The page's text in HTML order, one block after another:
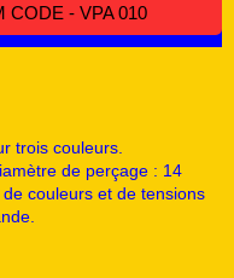
CODE - VPA 010
trois couleurs.
de perçage : 14
couleurs et de tensions